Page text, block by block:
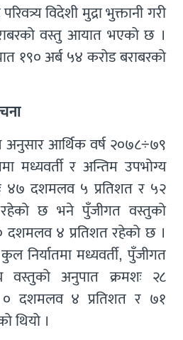
विदेशी मुद्रा भुक्तानी गरी
वस्तु आयात भएको छ ।
१९० अर्ब ५४ करोड बराबरको
अनुसार आर्थिक वर्ष २०७८÷७९
मध्यवर्ती र अन्तिम उपभोग्य
४७ दशमलव ५ प्रतिशत र ५२
छ भने पुँजीगत वस्तुको
दशमलव ४ प्रतिशत रहेको छ ।
निर्यातमा मध्यवर्ती, पुँजीगत
वस्तुको अनुपात क्रमशः २८
दशमलव ४ प्रतिशत र ७१
थियो ।